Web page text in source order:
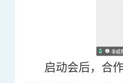
启动会后，合